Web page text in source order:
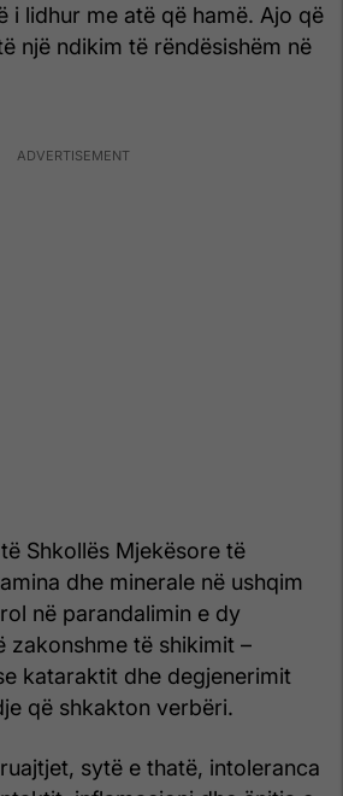
i lidhur me atë që hamë. Ajo që
një ndikim të rëndësishëm në
Shkollës Mjekësore të
dhe minerale në ushqim
në parandalimin e dy
zakonshme të shikimit –
kataraktit dhe degjenerimit
që shkakton verbëri.
sytë e thatë, intoleranca